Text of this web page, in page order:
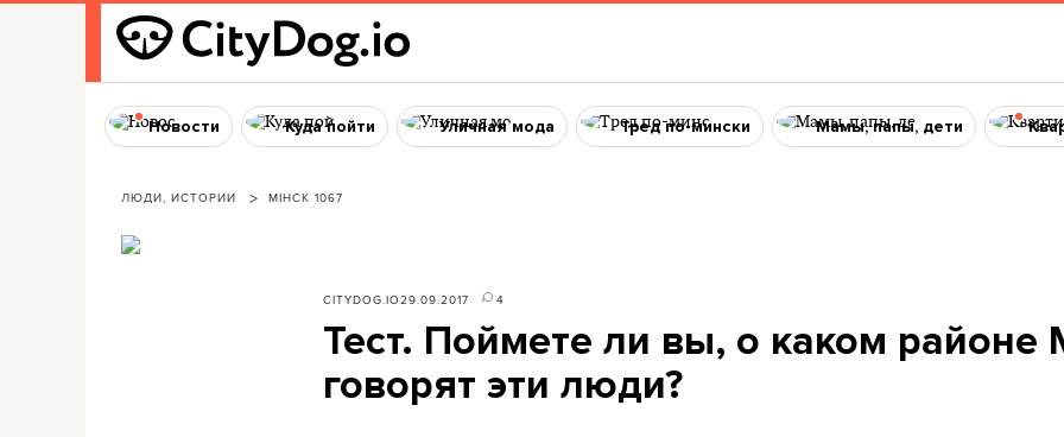
Новости Куда пойти Уличная мода Тред по-мински Мамы, папы, дети
ЛЮДИ, ИСТОРИИ МІНСК 1067
CITYDOG.IO29.09.2017 4
Тест. Поймете ли вы, о каком районе
говорят эти люди?